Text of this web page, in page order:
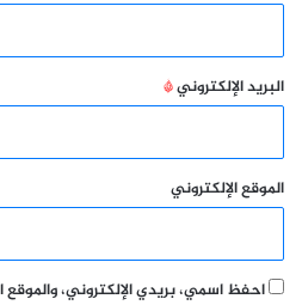
البريد الإلكتروني*
الموقع الإلكتروني
احفظ اسمي، بريدي الإلكتروني،